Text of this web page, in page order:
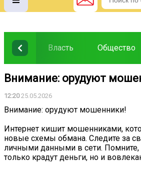
Власть Общество
️Внимание: орудуют
12:2025.05.2026
️Внимание: орудуют мошенники!
Интернет кишит мошенниками,
новые схемы обмана. Следите за
личными данными в сети.
только крадут деньги, но и